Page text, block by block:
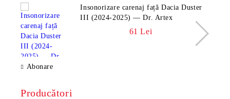
Insonorizare carenaj față Dacia Duster
III (2024-2025) — Dr. Artex
61 Lei
Abonare
Producători